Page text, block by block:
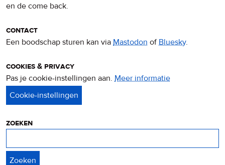
en de come back.
contact
Een boodschap sturen kan via Mastodon ofBluesky.
cookies & privacy
Pas je cookie-instellingen aan. Meer informatie
zoeken